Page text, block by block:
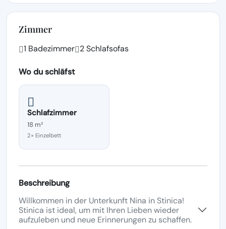
Grillen
Haus mit Meerblick
Zimmer
1 Badezimmer 2 Schlafsofas
Wo du schläfst
Schlafzimmer
18 m²
2× Einzelbett
Beschreibung
Willkommen in der Unterkunft Nina in Stinica!
Stinica ist ideal, um mit Ihren Lieben wieder
aufzuleben und neue Erinnerungen zu schaffen.